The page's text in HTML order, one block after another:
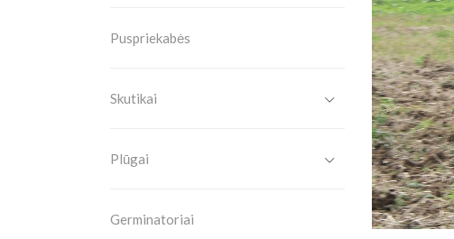
Puspriekabės
Skutikai
Plūgai
Germinatoriai